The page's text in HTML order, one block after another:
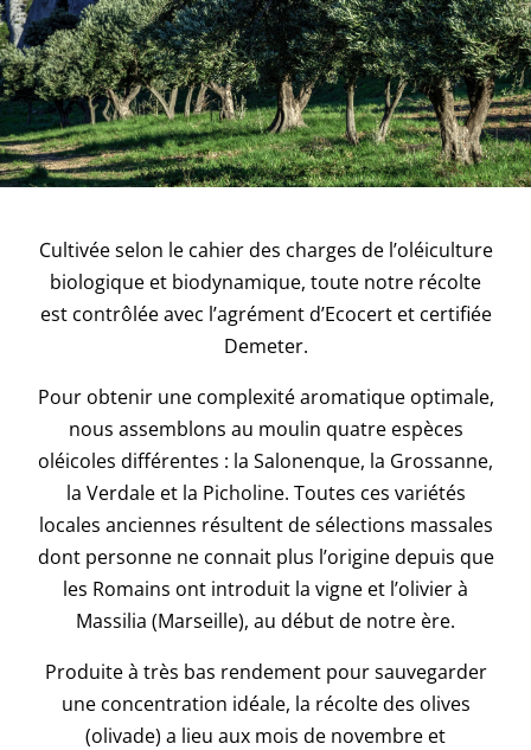
Cultivée selon le cahier des charges de l’oléiculture
biologique et biodynamique, toute notre récolte
est contrôlée avec l’agrément d’Ecocert et certifiée
Demeter.
Pour obtenir une complexité aromatique optimale,
nous assemblons au moulin quatre espèces
oléicoles différentes : la Salonenque, la Grossanne,
la Verdale et la Picholine. Toutes ces variétés
locales anciennes résultent de sélections massales
dont personne ne connait plus l’origine depuis que
les Romains ont introduit la vigne et l’olivier à
Massilia (Marseille), au début de notre ère.
Produite à très bas rendement pour sauvegarder
une concentration idéale, la récolte des olives
(olivade) a lieu aux mois de novembre et